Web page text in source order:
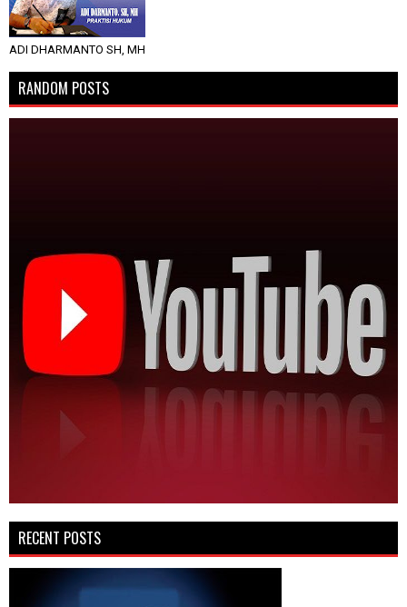
ADI DHARMANTO SH, MH
RANDOM POSTS
RECENT POSTS